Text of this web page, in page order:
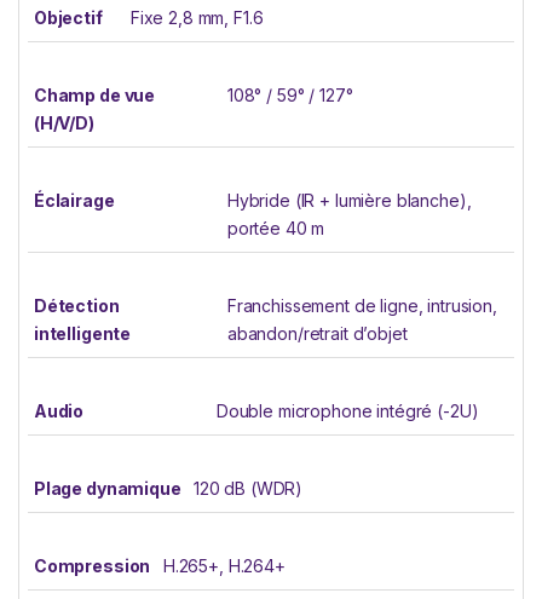
Objectif Fixe 2,8 mm, F1.6
Champ de vue
(H/V/D)
108° / 59° / 127°
Éclairage
Hybride (IR + lumière blanche),
portée 40 m
Détection
intelligente
Franchissement de ligne, intrusion,
abandon/retrait d’objet
Audio Double microphone intégré (-2U)
Plage dynamique 120 dB (WDR)
Compression H.265+, H.264+